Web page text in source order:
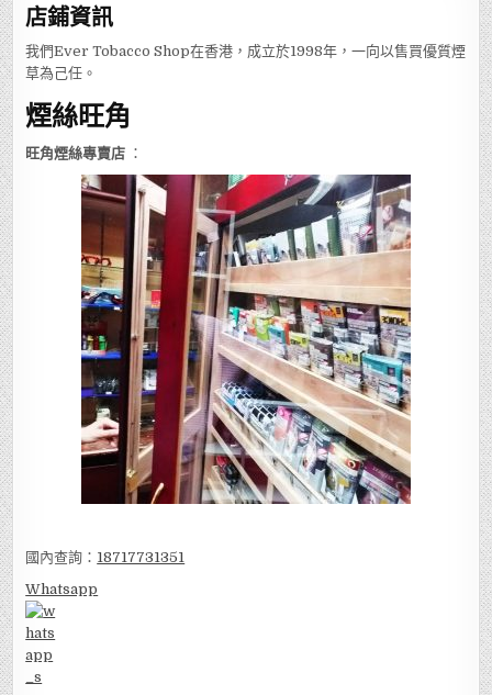
店鋪資訊
我們Ever Tobacco Shop在香港，成立於1998年，一向以售買優質煙
草為己任。
煙絲旺角
旺角煙絲專賣店 ：
國內查詢： 18717731351
Whatsapp